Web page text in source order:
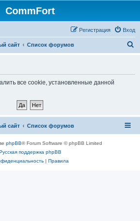
CommFort
Вход
Регистрация
сайт Список форумов
все cookie, установленные данной
сайт Список форумов
phpBB® Forum Software © phpBB Limited
поддержка phpBB
| Правила